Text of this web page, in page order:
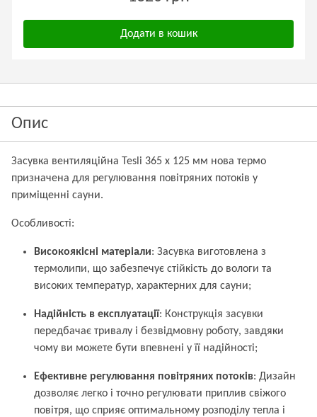
Додати в кошик
Опис
Засувка вентиляційна Tesli 365 x 125 мм нова термо
призначена для регулювання повітряних потоків у
приміщенні сауни.
Особливості:
Високоякісні матеріали: Засувка виготовлена з
термолипи, що забезпечує стійкість до вологи та
високих температур, характерних для сауни;
Надійність в експлуатації: Конструкція засувки
передбачає тривалу і безвідмовну роботу, завдяки
чому ви можете бути впевнені у її надійності;
Ефективне регулювання повітряних потоків: Дизайн
дозволяє легко і точно регулювати приплив свіжого
повітря, що сприяє оптимальному розподілу тепла і